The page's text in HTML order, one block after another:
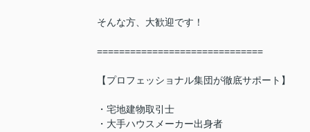
そんな方、大歓迎です！
==============================
【プロフェッショナル集団が徹底サポート】
・宅地建物取引士
・大手ハウスメーカー出身者